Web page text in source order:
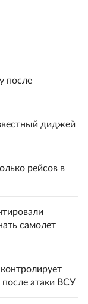
после
диджей
рейсов в
самолет
атаки ВСУ